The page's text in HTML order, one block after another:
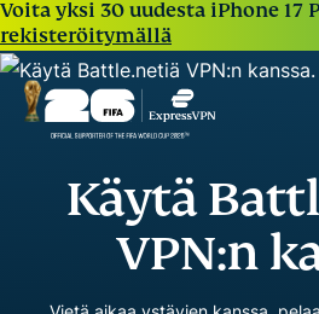
Voita yksi 30 uudesta iPhone 17
rekisteröitymällä
Käytä
VPN:n